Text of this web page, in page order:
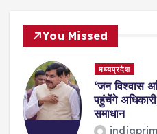
You Missed
मध्यप्रदेश
‘जन विश्वास
पहुंचेंगे
समाधान